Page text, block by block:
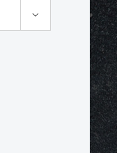
